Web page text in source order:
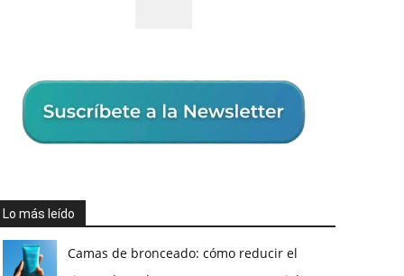
Lo más leído
Camas de bronceado: cómo reducir el